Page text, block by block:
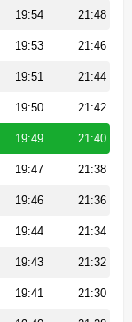
19:54 21:48
19:53 21:46
19:51 21:44
19:50 21:42
19:49 21:40
19:47 21:38
19:46 21:36
19:44 21:34
19:43 21:32
19:41 21:30